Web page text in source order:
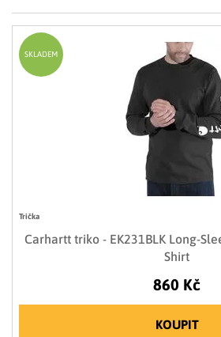
RUKAVICE
Trička
Carhartt triko - EK231BLK Long-
Shirt
860 Kč
KOUPIT
SKLADEM